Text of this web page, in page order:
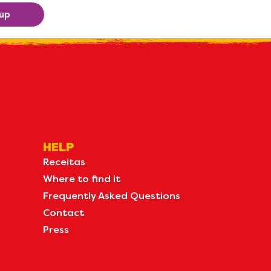
HELP
Receitas
Where to find it
Frequently Asked Questions
Contact
Press